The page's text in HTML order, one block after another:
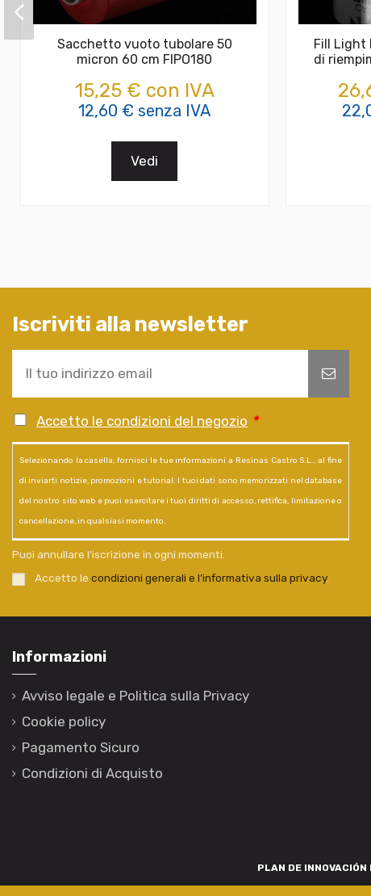
Sacchetto vuoto tubolare 50
micron 60 cm FIPO180
15,25 € con IVA
12,60 € senza IVA
Vedi
Fill Light
di
Iscriviti alla newsletter
Accetto le condizioni del negozio *
Selezionando la casella, fornisci le tue informazioni a Resinas Castro S.L., al fine
di inviarti notizie, promozioni e tutorial. I tuoi dati sono memorizzati nel database
del nostro sito web e puoi esercitare i tuoi diritti di accesso, rettifica, limitazione o
cancellazione, in qualsiasi momento.
Puoi annullare l'iscrizione in ogni momenti.
Accetto le condizioni generali e l’informativa sulla privacy.
Informazioni
Avviso legale e Politica sulla Privacy
Cookie policy
Pagamento Sicuro
Condizioni di Acquisto
PLAN DE